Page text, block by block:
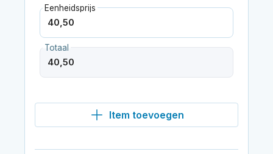
Eenheidsprijs
Totaal
Item toevoegen